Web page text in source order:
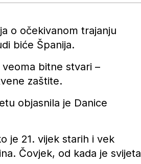
o očekivanom trajanju
biće Španija.
veoma bitne stvari –
zaštite.
objasnila je Danice
je 21. vijek starih i vek
Čovjek, od kada je svijeta